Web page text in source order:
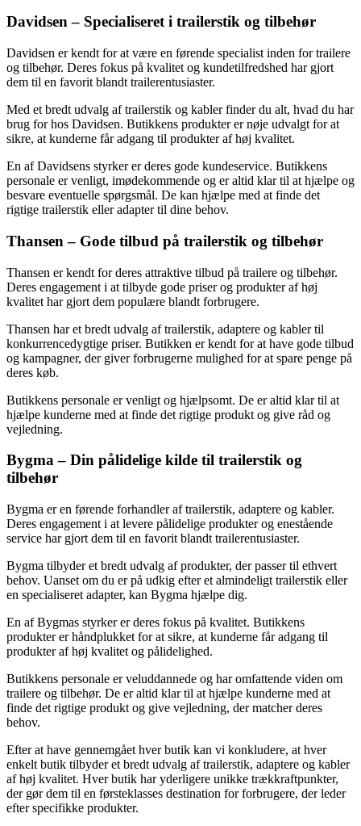
Davidsen – Specialiseret i trailerstik og tilbehør
Davidsen er kendt for at være en førende specialist inden for trailere
og tilbehør. Deres fokus på kvalitet og kundetilfredshed har gjort
dem til en favorit blandt trailerentusiaster.
Med et bredt udvalg af trailerstik og kabler finder du alt, hvad du har
brug for hos Davidsen. Butikkens produkter er nøje udvalgt for at
sikre, at kunderne får adgang til produkter af høj kvalitet.
En af Davidsens styrker er deres gode kundeservice. Butikkens
personale er venligt, imødekommende og er altid klar til at hjælpe og
besvare eventuelle spørgsmål. De kan hjælpe med at finde det
rigtige trailerstik eller adapter til dine behov.
Thansen – Gode tilbud på trailerstik og tilbehør
Thansen er kendt for deres attraktive tilbud på trailere og tilbehør.
Deres engagement i at tilbyde gode priser og produkter af høj
kvalitet har gjort dem populære blandt forbrugere.
Thansen har et bredt udvalg af trailerstik, adaptere og kabler til
konkurrencedygtige priser. Butikken er kendt for at have gode tilbud
og kampagner, der giver forbrugerne mulighed for at spare penge på
deres køb.
Butikkens personale er venligt og hjælpsomt. De er altid klar til at
hjælpe kunderne med at finde det rigtige produkt og give råd og
vejledning.
Bygma – Din pålidelige kilde til trailerstik og
tilbehør
Bygma er en førende forhandler af trailerstik, adaptere og kabler.
Deres engagement i at levere pålidelige produkter og enestående
service har gjort dem til en favorit blandt trailerentusiaster.
Bygma tilbyder et bredt udvalg af produkter, der passer til ethvert
behov. Uanset om du er på udkig efter et almindeligt trailerstik eller
en specialiseret adapter, kan Bygma hjælpe dig.
En af Bygmas styrker er deres fokus på kvalitet. Butikkens
produkter er håndplukket for at sikre, at kunderne får adgang til
produkter af høj kvalitet og pålidelighed.
Butikkens personale er veluddannede og har omfattende viden om
trailere og tilbehør. De er altid klar til at hjælpe kunderne med at
finde det rigtige produkt og give vejledning, der matcher deres
behov.
Efter at have gennemgået hver butik kan vi konkludere, at hver
enkelt butik tilbyder et bredt udvalg af trailerstik, adaptere og kabler
af høj kvalitet. Hver butik har yderligere unikke trækkraftpunkter,
der gør dem til en førsteklasses destination for forbrugere, der leder
efter specifikke produkter.